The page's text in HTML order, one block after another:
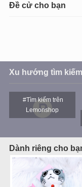
Đề cử cho bạn
Xu hướng tìm kiếm
#Tìm kiếm trên
Lemonshop
Dành riêng cho